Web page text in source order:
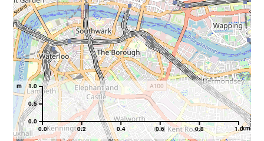
0.0 0.2 0.4 0.6 0.8 1.0km
0.0
0.5
1.0
m